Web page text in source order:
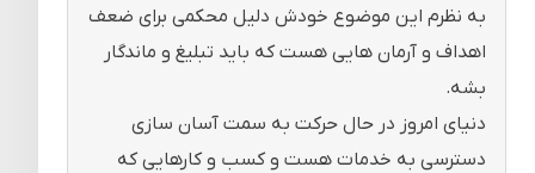
به نظرم این موضوع خودش دلیل محکمی برای ضعف
اهداف و آرمان هایی هست که باید تبلیغ و ماندگار
بشه.
دنیای امروز در حال حرکت به سمت آسان سازی
دسترسی به خدمات هست و کسب و کارهایی که